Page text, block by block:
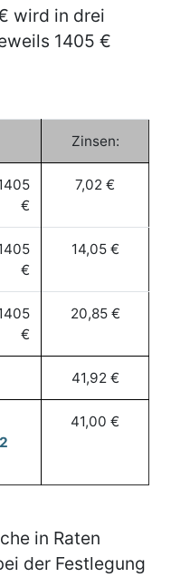
wird in drei
1405 €
Zinsen:
€
7,02 €
€
14,05 €
€
20,85 €
41,92 €
41,00 €
in Raten
der Festlegung